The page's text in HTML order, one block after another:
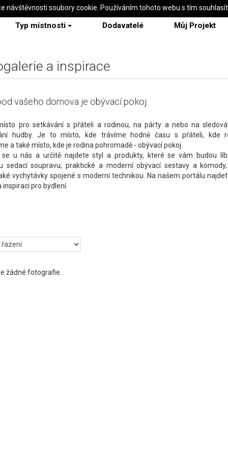
Typ místnosti Dodavatelé Můj Projekt
a inspirace
vašeho domova je obývací pokoj.
pro setkávání s přáteli a rodinou, na párty a nebo na
hudby. Je to místo, kde trávíme hodně času s přáteli, kde
a také místo, kde je rodina pohromadě - obývací pokoj.
se u nás a určitě najdete styl a produkty, které se vám budou
sedací soupravu, praktické a moderní obývací sestavy a
vychytávky spojené s moderní technikou. Na našem portálu
inspiraci pro bydlení.
žádné fotografie.
návštěvnosti soubory cookie. Používáním tohoto webu s tím